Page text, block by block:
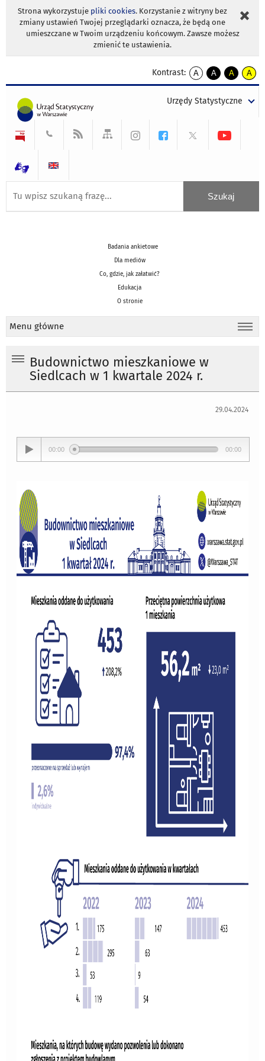
Strona wykorzystuje pliki cookies. Korzystanie z witryny bez
zmiany ustawień Twojej przeglądarki oznacza, że będą one
umieszczane w Twoim urządzeniu końcowym. Zawsze możesz
zmienić te ustawienia.
Kontrast:
A
kontrast
A
kontrast
tekst
czarnym
A
kontrast
tekst
czarnym
A
tekst
żółtym
Urzędy Statystyczne
Badania ankietowe
Dla mediów
Co, gdzie, jak załatwić?
Edukacja
O stronie
Menu główne
Budownictwo mieszkaniowe w
Siedlcach w 1 kwartale 2024 r.
29.04.2024
00:00 00:00